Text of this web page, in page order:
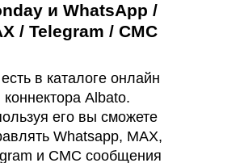
и WhatsApp /
/ Telegram / СМС
в каталоге онлайн
коннектора Albato.
его вы сможете
Whatsapp, MAX,
и СМС сообщения